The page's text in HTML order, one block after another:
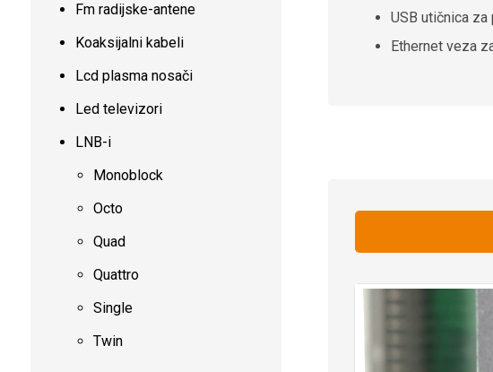
USB utičnica
Ethernet veza
Fm radijske-antene
Koaksijalni kabeli
Lcd plasma nosači
Led televizori
LNB-i
Monoblock
Octo
Quad
Quattro
Single
Twin